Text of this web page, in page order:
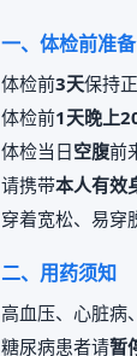
一、体检前准备
体检前3天保持
体检前1天晚上
体检当日空腹前
请携带本人有效
穿着宽松、易穿
二、用药须知
高血压、心脏病
糖尿病患者请暂